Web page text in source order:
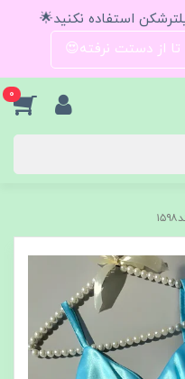
استفاده نکنید🌟
تا از دستت نرفته😍
0